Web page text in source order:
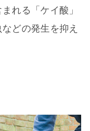
れる「ケイ酸」
どの発生を抑え